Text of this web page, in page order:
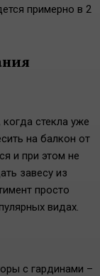
примерно в 2
стекла уже
на балкон от
и при этом не
завесу из
просто
видах.
с гардинами –